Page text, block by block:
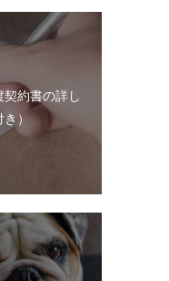
約書の詳し
き）